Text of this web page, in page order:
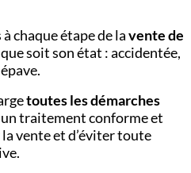
chaque étape de lavente de
soit son état : accidentée,
toutes les démarches
un traitement conforme et
vente et d’éviter toute